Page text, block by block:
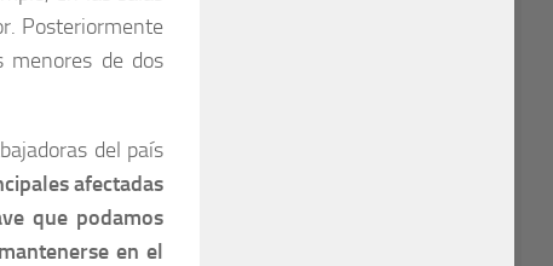
Posteriormente
menores de dos
del país
afectadas
que podamos
en el